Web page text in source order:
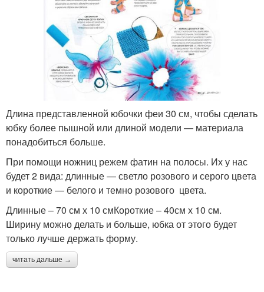
Длина представленной юбочки феи 30 см, чтобы сделать
юбку более пышной или длиной модели — материала
понадобиться больше.
При помощи ножниц режем фатин на полосы. Их у нас
будет 2 вида: длинные — светло розового и серого цвета
и короткие — белого и темно розового цвета.
Длинные – 70 см х 10 смКороткие – 40см х 10 см.
Ширину можно делать и больше, юбка от этого будет
только лучше держать форму.
читать дальше →